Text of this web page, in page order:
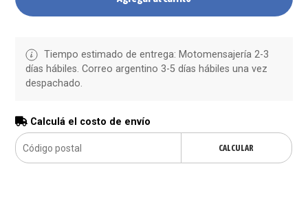
Tiempo estimado de entrega: Motomensajería 2-3
días hábiles. Correo argentino 3-5 días hábiles una vez
despachado.
Calculá el costo de envío
CALCULAR